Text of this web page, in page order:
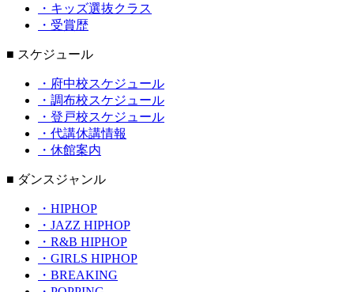
・キッズ選抜クラス
・受賞歴
■ スケジュール
・府中校スケジュール
・調布校スケジュール
・登戸校スケジュール
・代講休講情報
・休館案内
■ ダンスジャンル
・HIPHOP
・JAZZ HIPHOP
・R&B HIPHOP
・GIRLS HIPHOP
・BREAKING